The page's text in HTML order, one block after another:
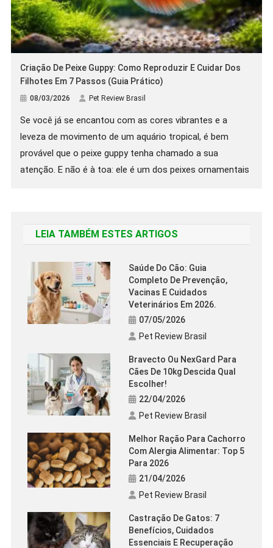
Criação De Peixe Guppy: Como Reproduzir E Cuidar Dos
Filhotes Em 7 Passos (Guia Prático)
08/03/2026 Pet Review Brasil
Se você já se encantou com as cores vibrantes e a
leveza de movimento de um aquário tropical, é bem
provável que o peixe guppy tenha chamado a sua
atenção. E não é à toa: ele é um dos peixes ornamentais
LEIA TAMBÉM ESTES ARTIGOS
Saúde Do Cão: Guia
Completo De Prevenção,
Vacinas E Cuidados
Veterinários Em 2026.
07/05/2026
Pet Review Brasil
Bravecto Ou NexGard Para
Cães De 10kg Descida Qual
Escolher!
22/04/2026
Pet Review Brasil
Melhor Ração Para Cachorro
Com Alergia Alimentar: Top 5
Para 2026
21/04/2026
Pet Review Brasil
Castração De Gatos: 7
Benefícios, Cuidados
Essenciais E Recuperação